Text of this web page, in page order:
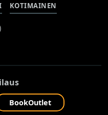
KOTIMAINEN
BookOutlet